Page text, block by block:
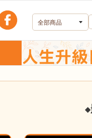
理善嚴選
◆